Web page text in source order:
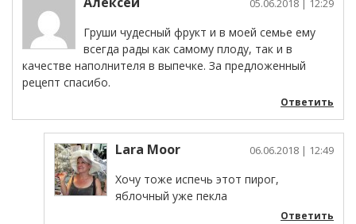
05.06.2018 | 12:29
Груши чудесный фрукт и в моей семье ему
всегда рады как самому плоду, так и в
качестве наполнителя в выпечке. За предложенный
рецепт спасибо.
Ответить
Lara Moor 06.06.2018 | 12:49
Хочу тоже испечь этот пирог,
яблочный уже пекла
Ответить